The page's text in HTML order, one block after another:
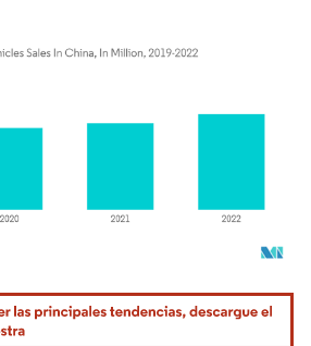
El uso requiere atribución según CC BY 4.0.